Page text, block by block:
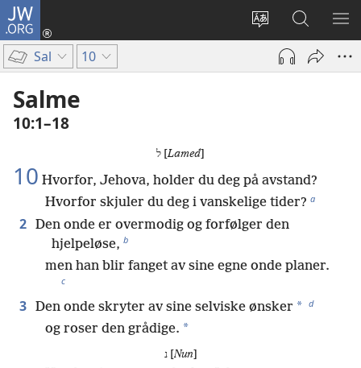
JW.ORG
Endre
språk
Logg
inn
(åpner
Søk
på
JW.ORG
VIS
Sal 10
Salme
10:1–18
ל [Lamed
10 Hvorfor, Jehova, holder du deg på avstand?
Hvorfor skjuler du deg i vanskelige tider? a
2 Den onde er overmodig og forfølger den
hjelpeløse, b
men han blir fanget av sine egne onde planer.
c
3 Den onde skryter av sine selviske ønsker * d
og roser den grådige. *
נ [Nun]